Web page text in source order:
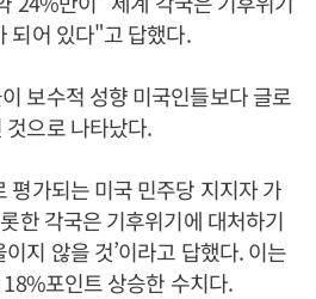
되어 있다"고 답했다.
보수적 성향 미국인들보다 글로
으로 나타났다.
평가되는 미국 민주당 지지자 가
한 각국은 기후위기에 대처하기
지 않을 것’이라고 답했다. 이는
포인트 상승한 수치다.